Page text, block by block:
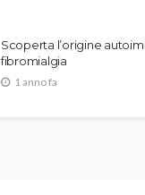
Scoperta l’origine
fibromialgia
1 anno fa